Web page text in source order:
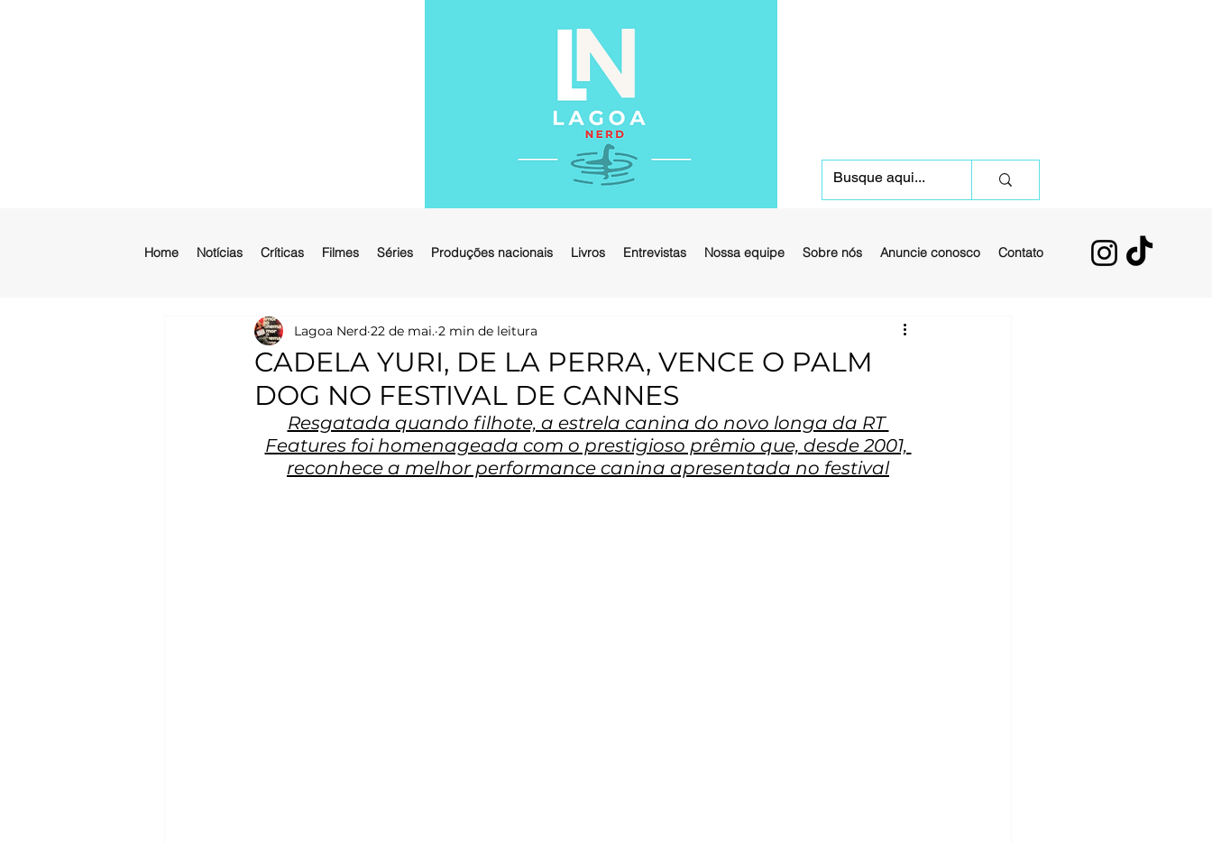
Home Notícias Críticas Filmes Séries Produções nacionais Livros Entrevistas Nossa equipe Sobre nós Anuncie conosco Contato
CADELA YURI, DE LA PERRA, VENCE O PALM
DOG NO FESTIVAL DE CANNES
Lagoa Nerd 22 de mai. 2 min de leitura
Resgatada quando filhote, a estrela canina do novo longa da RT
Features foi homenageada com o prestigioso prêmio que, desde 2001,
reconhece a melhor performance canina apresentada no festival